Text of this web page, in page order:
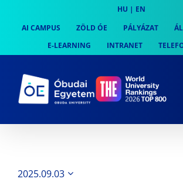
content
HU | EN
AI CAMPUS
ZÖLD ÓE PÁLYÁZAT
E-LEARNING
INTRANET
2025.09.03